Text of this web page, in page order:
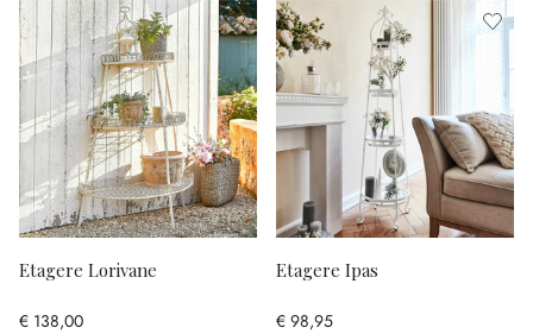
Etagere Lorivane
€ 138,00
Etagere Ipas
€ 98,95